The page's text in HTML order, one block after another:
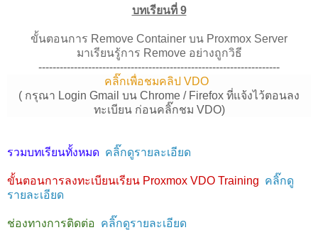
บทเรียนที่ 9
ขั้นตอนการ Remove Container บน Proxmox Server
มาเรียนรู้การ Remove อย่างถูกวิธี
--------------------------------------------------------------------
คลิ๊กเพื่อชมคลิป VDO
( กรุณา Login Gmail บน Chrome / Firefox ที่แจ้งไว้ตอนลง
ทะเบียน ก่อนคลิ๊กชม VDO)
รวมบทเรียนทั้งหมด คลิ๊กดูรายละเอียด
ขั้นตอนการลงทะเบียนเรียน Proxmox VDO Training คลิ๊กดู
รายละเอียด
ช่องทางการติดต่อ คลิ๊กดูรายละเอียด